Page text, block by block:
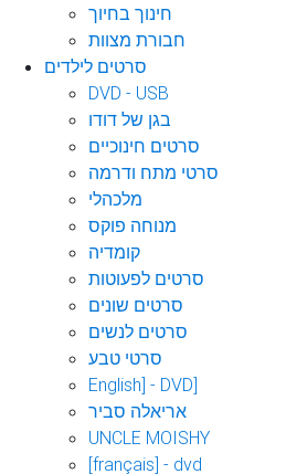
חינוך בחיוך
חבורת מצוות
סרטים לילדים
DVD - USB
בגן של דודו
סרטים חינוכיים
סרטי מתח ודרמה
מלכהלי
מנוחה פוקס
קומדיה
סרטים לפעוטות
סרטים שונים
סרטים לנשים
סרטי טבע
English] - DVD]
אריאלה סביר
UNCLE MOISHY
[français] - dvd